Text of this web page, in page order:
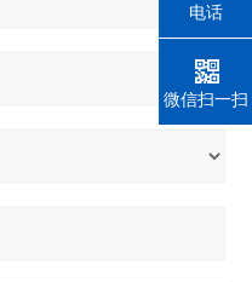
电话
微信扫一扫